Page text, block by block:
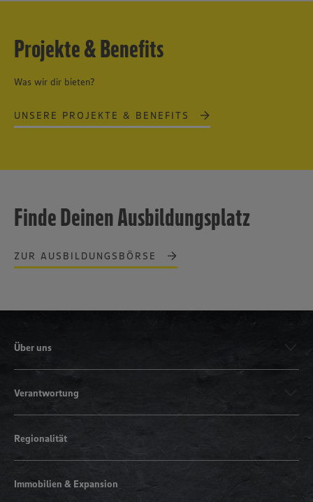
Projekte & Benefits
Was wir dir bieten?
UNSERE PROJEKTE & BENEFITS
Finde Deinen Ausbildungsplatz
ZUR AUSBILDUNGSBÖRSE
Über uns
Verantwortung
Regionalität
Immobilien & Expansion